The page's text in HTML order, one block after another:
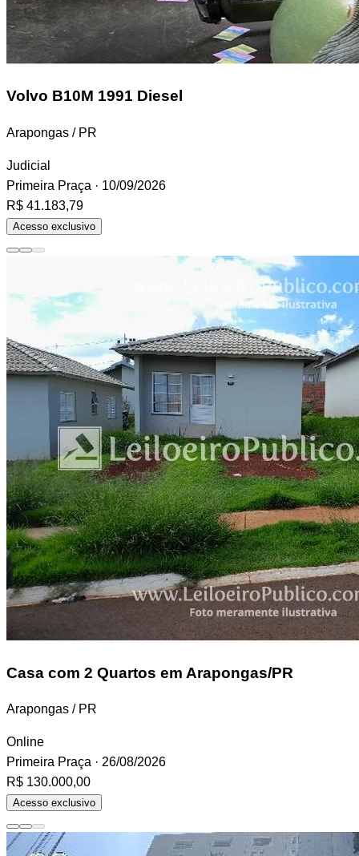
Volvo B10M 1991 Diesel
Arapongas / PR
Judicial
Primeira Praça · 10/09/2026
R$ 41.183,79
Acesso exclusivo
Casa com 2 Quartos em Arapongas/PR
Arapongas / PR
Online
Primeira Praça · 26/08/2026
R$ 130.000,00
Acesso exclusivo